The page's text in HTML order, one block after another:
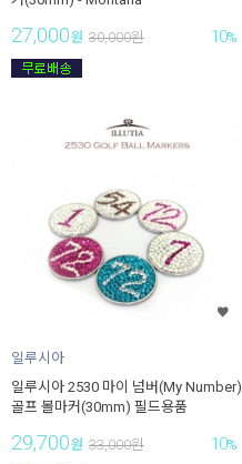
27,000원 30,000원 10%
일루시아
일루시아 2530 마이 넘버(My Number)
골프 볼마커(30mm) 필드용품
29,700원 33,000원 10%